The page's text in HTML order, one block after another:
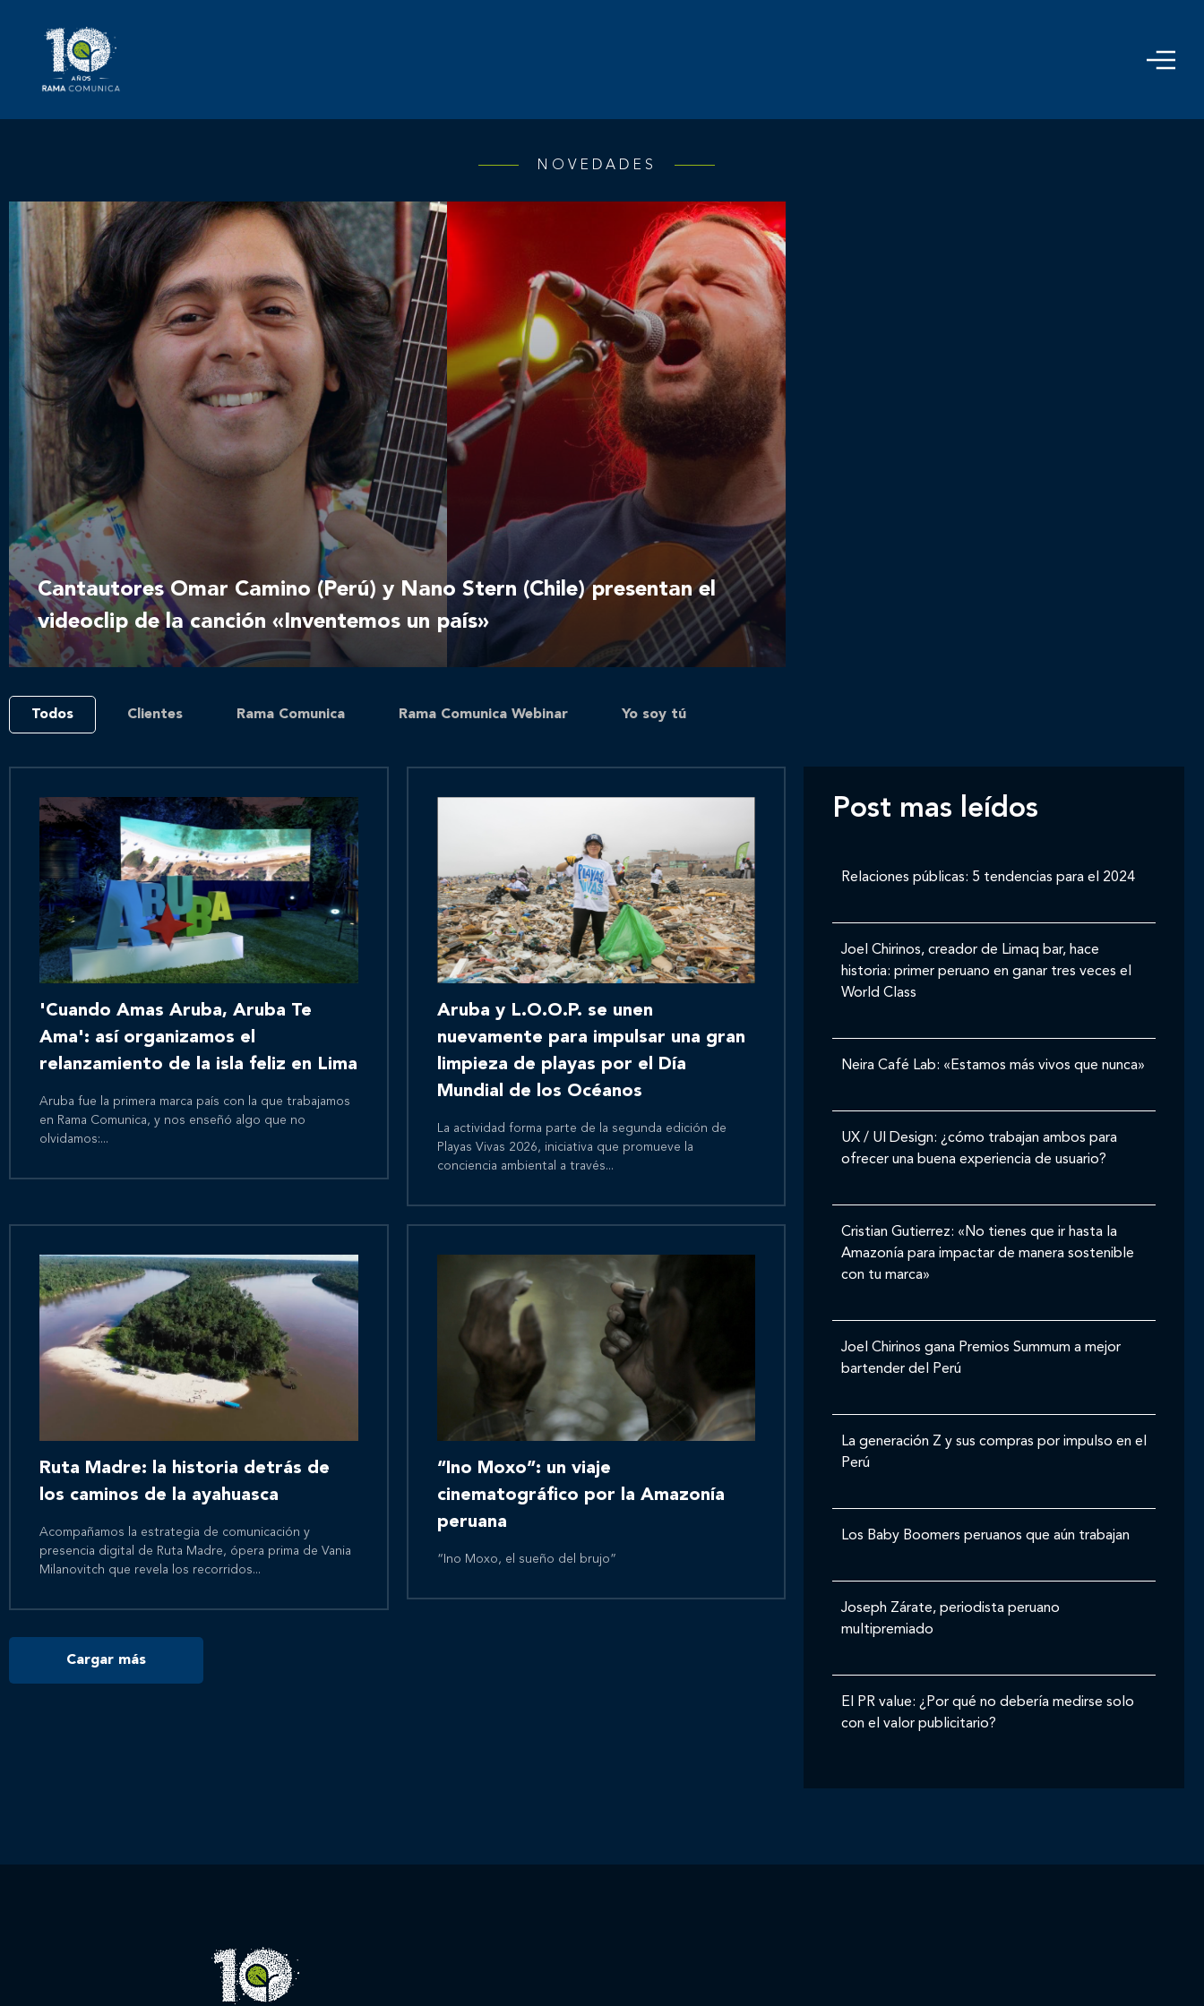
Inicio
Nosotros
Nuestros servicios
Nuestros clientes
Novedades
Contáctanos
NOVEDADES
Cantautores Omar Camino (Perú) y Nano Stern (Chile) presentan el
videoclip de la canción «Inventemos un país»
Todos Clientes Rama Comunica Rama Comunica Webinar Yo soy tú
'Cuando Amas Aruba, Aruba Te
Ama': así organizamos el
relanzamiento de la isla feliz en Lima
Aruba fue la primera marca país con la que trabajamos
en Rama Comunica, y nos enseñó algo que no
olvidamos:...
Aruba y L.O.O.P. se unen
nuevamente para impulsar una gran
limpieza de playas por el Día
Mundial de los Océanos
La actividad forma parte de la segunda edición de
Playas Vivas 2026, iniciativa que promueve la
conciencia ambiental a través...
Ruta Madre: la historia detrás de
los caminos de la ayahuasca
Acompañamos la estrategia de comunicación y
presencia digital de Ruta Madre, ópera prima de Vania
Milanovitch que revela los recorridos...
“Ino Moxo”: un viaje
cinematográfico por la Amazonía
peruana
“Ino Moxo, el sueño del brujo”
Cargar más
Post mas leídos
Relaciones públicas: 5 tendencias para el 2024
Joel Chirinos, creador de Limaq bar, hace
historia: primer peruano en ganar tres veces el
World Class
Neira Café Lab: «Estamos más vivos que nunca»
UX / UI Design: ¿cómo trabajan ambos para
ofrecer una buena experiencia de usuario?
Cristian Gutierrez: «No tienes que ir hasta la
Amazonía para impactar de manera sostenible
con tu marca»
Joel Chirinos gana Premios Summum a mejor
bartender del Perú
La generación Z y sus compras por impulso en el
Perú
Los Baby Boomers peruanos que aún trabajan
Joseph Zárate, periodista peruano
multipremiado
El PR value: ¿Por qué no debería medirse solo
con el valor publicitario?